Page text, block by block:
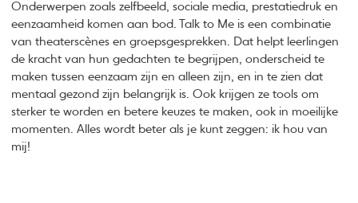
Onderwerpen zoals zelfbeeld, sociale media, prestatiedruk en
eenzaamheid komen aan bod. Talk to Me is een combinatie
van theaterscènes en groepsgesprekken. Dat helpt leerlingen
de kracht van hun gedachten te begrijpen, onderscheid te
maken tussen eenzaam zijn en alleen zijn, en in te zien dat
mentaal gezond zijn belangrijk is. Ook krijgen ze tools om
sterker te worden en betere keuzes te maken, ook in moeilijke
momenten. Alles wordt beter als je kunt zeggen: ik hou van
mij!